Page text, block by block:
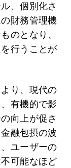
、個別化さ
財務管理機
のとなり、
行うことが
り、現代の
有機的で影
向上が促さ
融包摂の波
ユーザーの
可能なほど